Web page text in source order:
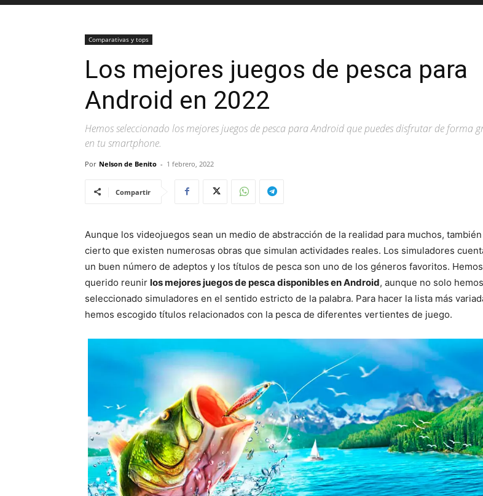
Comparativas y tops
Los mejores juegos de pesca para
Android en 2022
Hemos seleccionado los mejores juegos de pesca para Android que puedes disfrutar de forma
en tu smartphone.
Por Nelson de Benito - 1 febrero, 2022
Compartir
Aunque los videojuegos sean un medio de abstracción de la realidad para muchos,
cierto que existen numerosas obras que simulan actividades reales. Los simuladores
un buen número de adeptos y los títulos de pesca son uno de los géneros favoritos. Hemos
querido reunir los mejores juegos de pesca disponibles en Android, aunque no solo hemos
seleccionado simuladores en el sentido estricto de la palabra. Para hacer la lista más
hemos escogido títulos relacionados con la pesca de diferentes vertientes de juego.